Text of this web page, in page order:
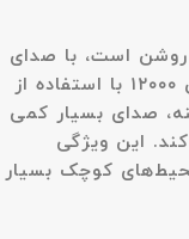
است، با صدای
بلند آن مواجه شود. کولر گازی هایسنس ۱۲۰۰۰ با استفاده از
صدای بسیار کمی
این ویژگی
کوچک بسیار